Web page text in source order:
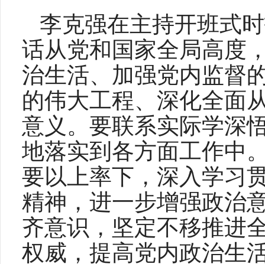
李克强在主持开班式
话从党和国家全局高度
治生活、加强党内监督
的伟大工程、深化全面
意义。要联系实际学深
地落实到各方面工作中
要以上率下，深入学习
精神，进一步增强政治
齐意识，坚定不移推进
权威，提高党内政治生